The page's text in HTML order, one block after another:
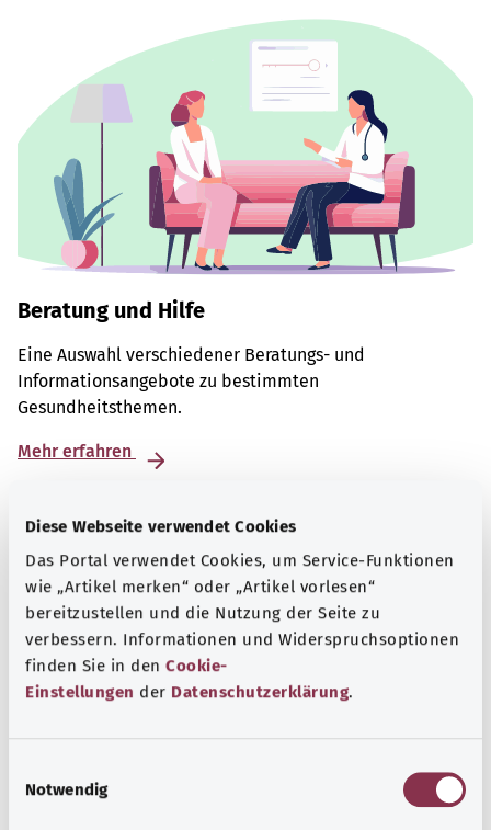
Diese Webseite verwendet Cookies
Das Portal verwendet Cookies, um Service-Funktionen
wie „Artikel merken“ oder „Artikel vorlesen“
bereitzustellen und die Nutzung der Seite zu
verbessern. Informationen und Widerspruchsoptionen
finden Sie in den Cookie-
Einstellungen der Datenschutzerklärung.
Notwendig
Beratung und Hilfe
Eine Auswahl verschiedener Beratungs- und
Informationsangebote zu bestimmten
Gesundheitsthemen.
Mehr erfahren
Patientenrechte